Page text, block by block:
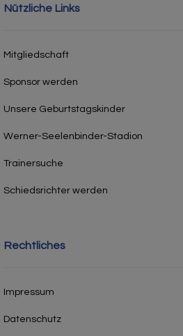
Nützliche Links
Mitgliedschaft
Sponsor werden
Unsere Geburtstagskinder
Werner-Seelenbinder-Stadion
Trainersuche
Schiedsrichter werden
Rechtliches
Impressum
Datenschutz